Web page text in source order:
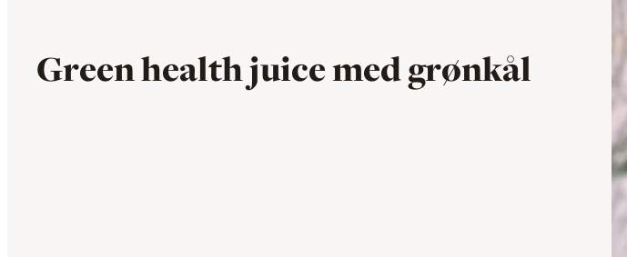
Green health juice med grønkål